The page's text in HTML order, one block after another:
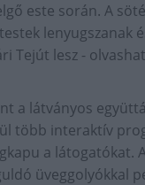
este során. A
lenyugszanak
Tejút lesz -
a látványos
több interaktív
a látogatókat.
üveggolyókkal